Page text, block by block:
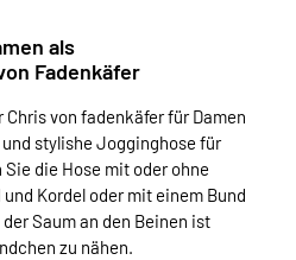
als
Fadenkäfer
von fadenkäfer für Damen
stylishe Jogginghose für
die Hose mit oder ohne
Kordel oder mit einem Bund
Saum an den Beinen ist
zu nähen.